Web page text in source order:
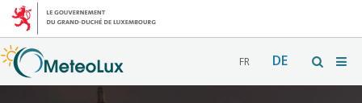
FR DE